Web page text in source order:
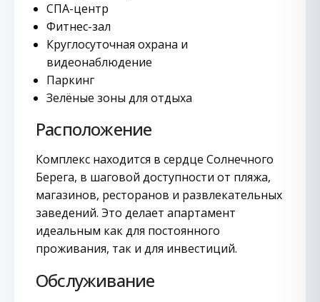
СПА-центр
Фитнес-зал
Круглосуточная охрана и
видеонаблюдение
Паркинг
Зелёные зоны для отдыха
Расположение
Комплекс находится в сердце Солнечного
Берега, в шаговой доступности от пляжа,
магазинов, ресторанов и развлекательных
заведений. Это делает апартамент
идеальным как для постоянного
проживания, так и для инвестиций.
Обслуживание